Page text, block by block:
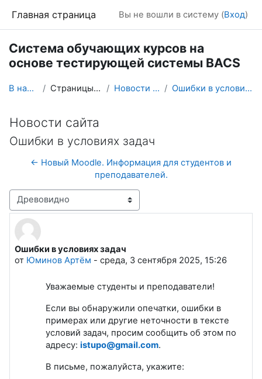
Главная страница Вы не вошли в систему (Вход)
Система обучающих курсов на
основе тестирующей системы BACS
В начало Страницы сайта Новости сайта Ошибки в условиях задач
Новости сайта
Ошибки в условиях задач
← Новый Moodle. Информация для студентов и
преподавателей.
Режим отображения
Ошибки в условиях задач
от Юминов Артём - среда, 3 сентября 2025, 15:26
Количество ответов: 0
Уважаемые студенты и преподаватели!
Если вы обнаружили опечатки, ошибки в
примерах или другие неточности в тексте
условий задач, просим сообщить об этом по
адресу: istupo@gmail.com.
В письме, пожалуйста, укажите: